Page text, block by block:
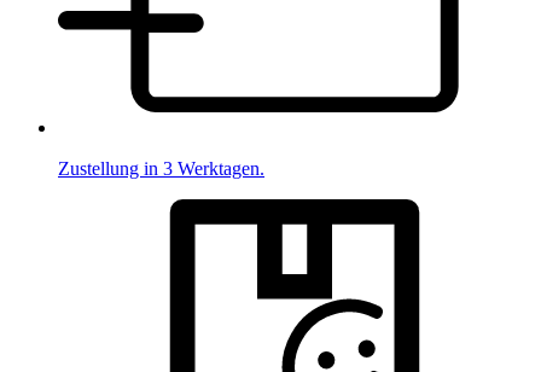
Zustellung in 3 Werktagen.